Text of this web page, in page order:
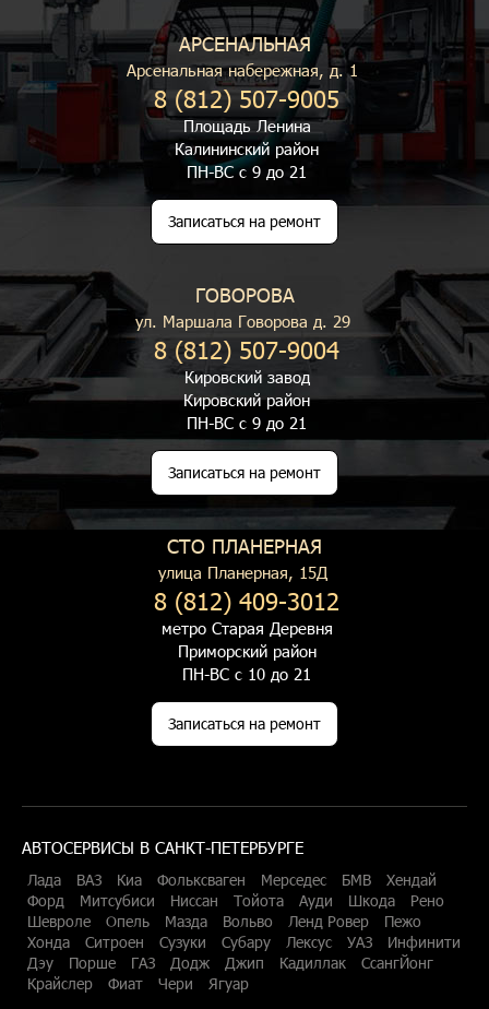
АРСЕНАЛЬНАЯ
Арсенальная набережная, д. 1
8 (812) 507-9005
Площадь Ленина
Калининский район
ПН-ВС с 9 до 21
Записаться на ремонт
ГОВОРОВА
ул. Маршала Говорова д. 29
8 (812) 507-9004
Кировский завод
Кировский район
ПН-ВС с 9 до 21
Записаться на ремонт
СТО ПЛАНЕРНАЯ
улица Планерная, 15Д
8 (812) 409-3012
метро Старая Деревня
Приморский район
ПН-ВС с 10 до 21
Записаться на ремонт
АВТОСЕРВИСЫ В САНКТ-ПЕТЕРБУРГЕ
Лада ВАЗ Киа Фольксваген Мерседес БМВ
Хендай
Форд
Митсубиси Ниссан Тойота Ауди Шкода
Рено
Шевроле
Опель Мазда Вольво Ленд Ровер
Пежо
Хонда
Ситроен Сузуки Субару Лексус УАЗ
Инфинити
Дэу
Порше ГАЗ Додж Джип Кадиллак
СсангЙонг
Крайслер
Фиат Чери Ягуар